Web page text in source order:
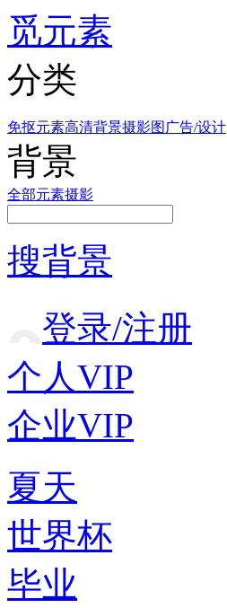
觅元素
分类
免抠元素高清背景摄影图 广告/设计
背景
全部元素摄影
搜背景
登录/注册
个人VIP
企业VIP
夏天
世界杯
毕业